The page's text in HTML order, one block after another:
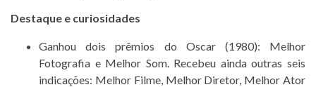
Destaque e curiosidades
Ganhou dois prêmios do Oscar (1980): Melhor
Fotografia e Melhor Som. Recebeu ainda outras seis
indicações: Melhor Filme, Melhor Diretor, Melhor Ator